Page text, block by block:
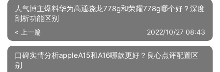
人气博主爆料华为高通骁龙778g和荣耀778g哪个好？深度
剖析功能区别
« 上一篇 2022/10/27 08:43
口碑实情分析appleA15和A16哪款更好？良心点评配置区
别